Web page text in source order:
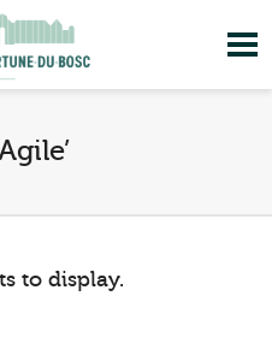
in a size
. Show
items.
to display.